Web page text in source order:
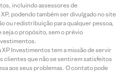
incluindo assessores de
podendo também ser divulgado no site
ou redistribuição para qualquer pessoa,
o propósito, sem o prévio
Investimentos tem a missão de servir
clientes que não se sentirem satisfeitos
aos seus problemas. O contato pode